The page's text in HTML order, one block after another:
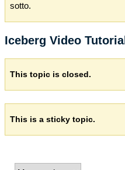
sotto.
Iceberg Video Tutorial
This topic is closed.
This is a sticky topic.